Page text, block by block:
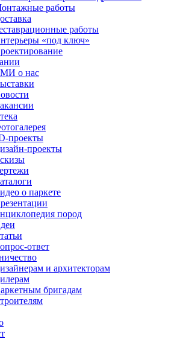
работы
работы
«под ключ»
о нас
проекты
проекты
о паркете
пород
ответ
и архитекторам
бригадам